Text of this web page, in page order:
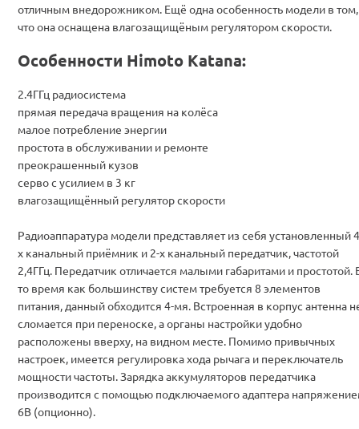
отличным внедорожником. Ещё одна особенность модели в том,
что она оснащена влагозащищёным регулятором скорости.
Особенности Himoto Katana:
2.4ГГц радиосистема
прямая передача вращения на колёса
малое потребление энергии
простота в обслуживании и ремонте
преокрашенный кузов
серво с усилием в 3 кг
влагозащищённый регулятор скорости
Радиоаппаратура модели представляет из себя установленный
х канальный приёмник и 2-х канальный передатчик, частотой
2,4ГГц. Передатчик отличается малыми габаритами и простотой.
то время как большинству систем требуется 8 элементов
питания, данный обходится 4-мя. Встроенная в корпус антенна
сломается при переноске, а органы настройки удобно
расположены вверху, на видном месте. Помимо привычных
настроек, имеется регулировка хода рычага и переключатель
мощности частоты. Зарядка аккумуляторов передатчика
производится с помощью подключаемого адаптера
6В (опционно).